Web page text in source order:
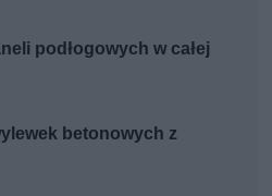
podłogowych w całej
betonowych z